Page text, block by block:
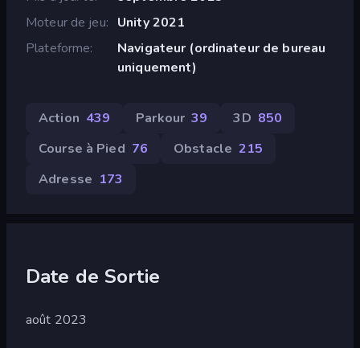
Moteur de jeu
Unity 2021
Plateforme
Navigateur (ordinateur de bureau
uniquement)
Action 439 Parkour 39 3D 850
Course à Pied 76 Obstacle 215
Adresse 173
Date de Sortie
août 2023